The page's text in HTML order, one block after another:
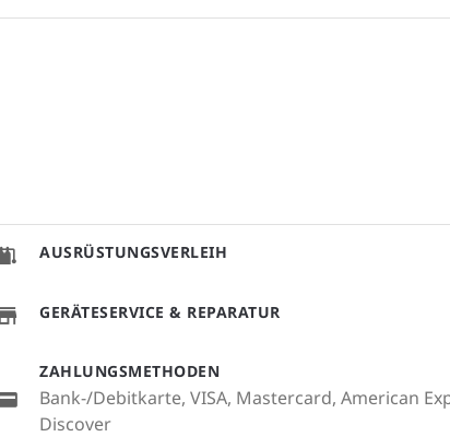
AUSRÜSTUNGSVERLEIH
GERÄTESERVICE & REPARATUR
ZAHLUNGSMETHODEN
Bank-/Debitkarte, VISA, Mastercard, American
Discover